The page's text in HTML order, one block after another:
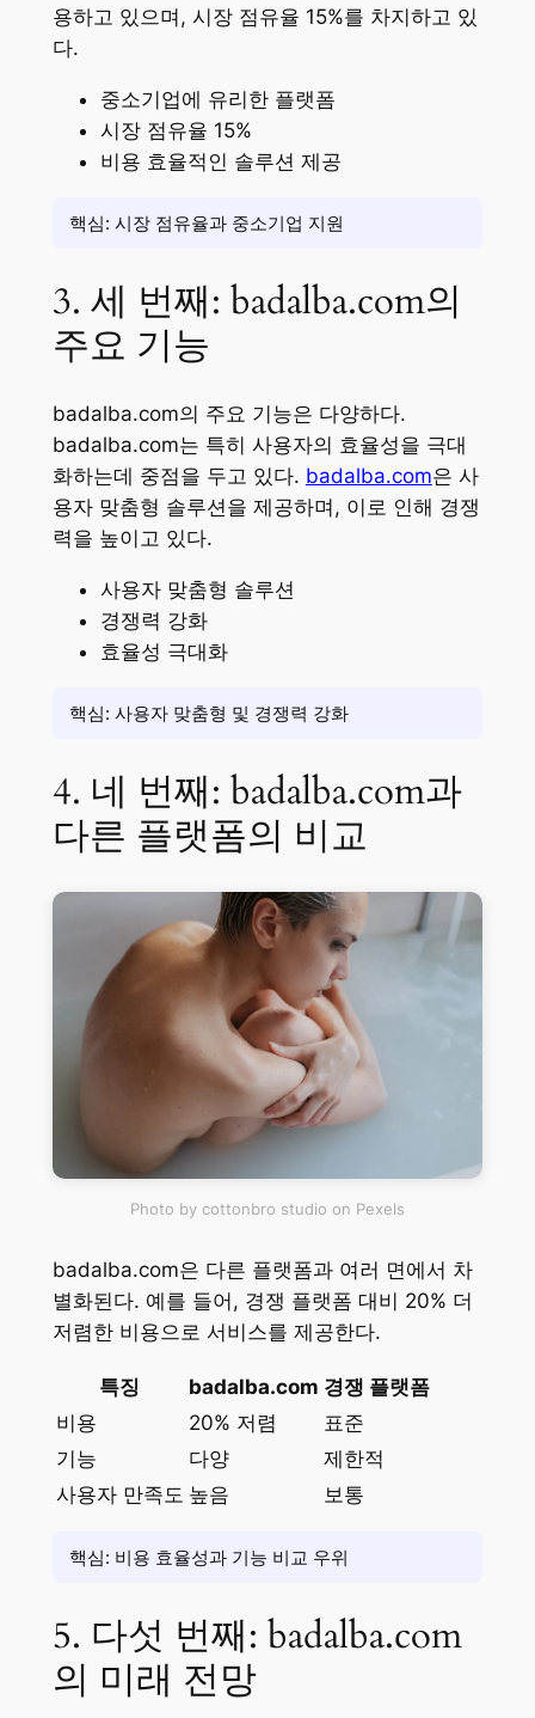
용하고 있으며, 시장 점유율 15%를 차지하고 있
다.
중소기업에 유리한 플랫폼
시장 점유율 15%
비용 효율적인 솔루션 제공
핵심: 시장 점유율과 중소기업 지원
3. 세 번째: badalba.com의
주요 기능
badalba.com의 주요 기능은 다양하다.
badalba.com는 특히 사용자의 효율성을 극대
화하는데 중점을 두고 있다. badalba.com은 사
용자 맞춤형 솔루션을 제공하며, 이로 인해 경쟁
력을 높이고 있다.
사용자 맞춤형 솔루션
경쟁력 강화
효율성 극대화
핵심: 사용자 맞춤형 및 경쟁력 강화
4. 네 번째: badalba.com과
다른 플랫폼의 비교
Photo by cottonbro studio on Pexels
badalba.com은 다른 플랫폼과 여러 면에서 차
별화된다. 예를 들어, 경쟁 플랫폼 대비 20% 더
저렴한 비용으로 서비스를 제공한다.
특징 badalba.com 경쟁 플랫폼
비용
20% 저렴
표준
기능
다양
제한적
사용자 만족도 높음 보통
핵심: 비용 효율성과 기능 비교 우위
5. 다섯 번째: badalba.com
의 미래 전망